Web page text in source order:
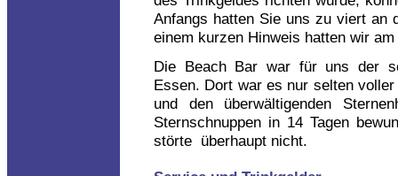
Anfangs hatten Sie uns zu viert an
einem kurzen Hinweis hatten wir
Die Beach Bar war für uns der
Essen. Dort war es nur selten
und den überwältigenden
Sternschnuppen in 14 Tagen
störte überhaupt nicht.